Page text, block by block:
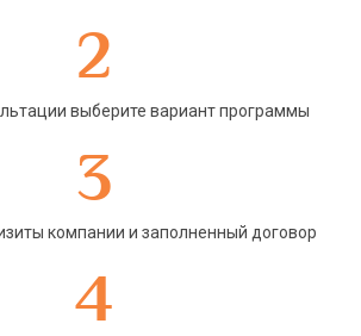
2
выберите вариант программы
3
компании и заполненный договор
4